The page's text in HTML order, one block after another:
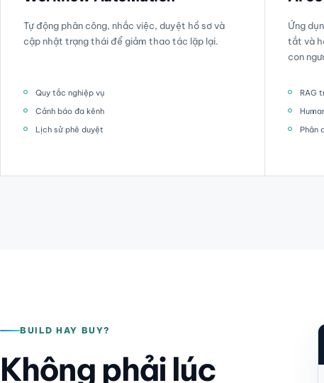
Tự động phân công, nhắc việc, duyệt hồ sơ và
cập nhật trạng thái để giảm thao tác lặp lại.
Quy tắc nghiệp vụ
Cảnh báo đa kênh
Lịch sử phê duyệt
Ứng
tắt và
con
RAG
Phân
BUILD HAY BUY?
Không phải lúc